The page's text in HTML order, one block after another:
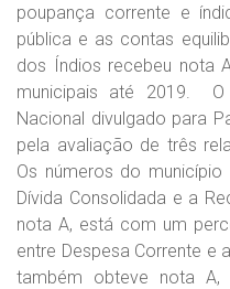
poupança corrente e
pública e as contas
dos Índios recebeu nota
municipais até 2019. O
Nacional divulgado para
pela avaliação de três
Os números do
Dívida Consolidada e a
nota A, está com um
entre Despesa Corrente e
também obteve nota A,